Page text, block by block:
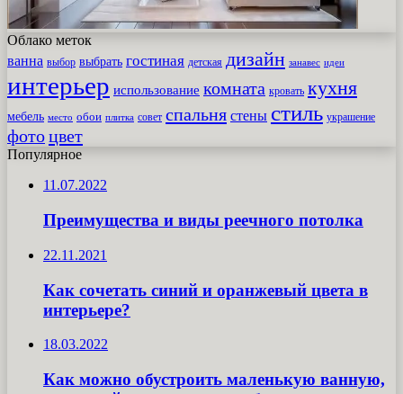
Облако меток
ванна выбор выбрать гостиная детская дизайн занавес идеи
интерьер использование комната кровать кухня
мебель место обои плитка совет спальня стены стиль украшение
фотоцвет
Популярное
11.07.2022
Преимущества и виды реечного потолка
22.11.2021
Как сочетать синий и оранжевый цвета в
интерьере?
18.03.2022
Как можно обустроить маленькую ванную,